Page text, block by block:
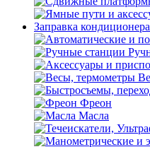
Заправка
Фреон
Масла